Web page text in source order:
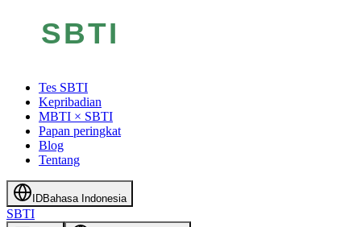
Tes SBTI
Kepribadian
MBTI × SBTI
Papan peringkat
Blog
Tentang
IDBahasa Indonesia
SBTI